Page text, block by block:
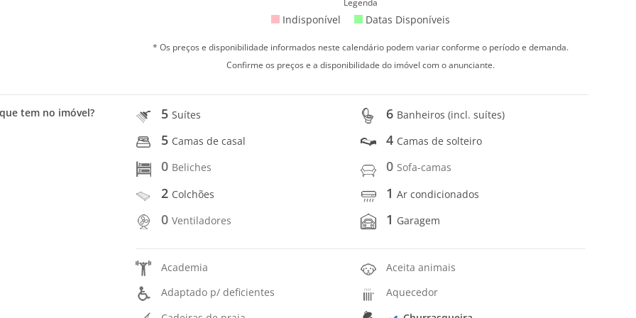
Legenda
Indisponível Datas Disponíveis
* Os preços e disponibilidade informados neste calendário podem variar conforme o período e demanda.
Confirme os preços e a disponibilidade do imóvel com o anunciante.
tem no imóvel? 5Suítes 6 Banheiros (incl. suítes)
5 Camas de casal 4 Camas de solteiro
0 Beliches 0 Sofa-camas
2 Colchões 1Ar condicionados
0Ventiladores 1 Garagem
Academia
Aceita animais
Adaptado p/ deficientes
Aquecedor